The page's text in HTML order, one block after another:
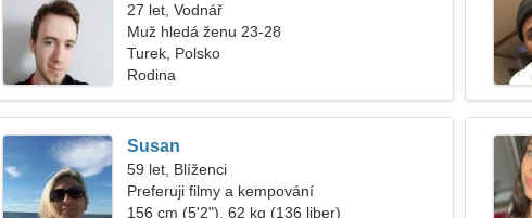
27 let, Vodnář
Muž hledá ženu 23-28
Turek, Polsko
Rodina
Susan
59 let, Blíženci
Preferuji filmy a kempování
156 cm (5'2"), 62 kg (136 liber)